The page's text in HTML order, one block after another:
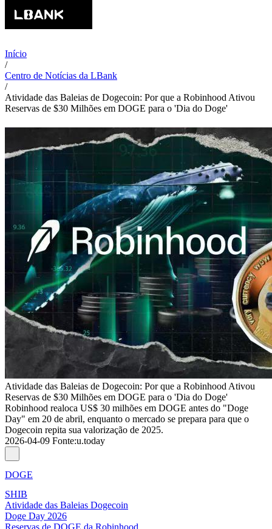
Início
/
Centro de Notícias da LBank
/
Atividade das Baleias de Dogecoin: Por que a Robinhood Ativou
Reservas de $30 Milhões em DOGE para o 'Dia do Doge'
Atividade das Baleias de Dogecoin: Por que a Robinhood Ativou
Reservas de $30 Milhões em DOGE para o 'Dia do Doge'
Robinhood realoca US$ 30 milhões em DOGE antes do "Doge
Day" em 20 de abril, enquanto o mercado se prepara para que o
Dogecoin repita sua valorização de 2025.
2026-04-09 Fonte:u.today
DOGE
SHIB
Atividade das Baleias Dogecoin
Doge Day 2026
Reservas de DOGE da Robinhood